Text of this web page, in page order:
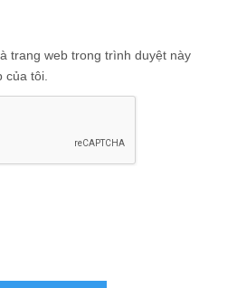
trang web trong trình duyệt này
của tôi.